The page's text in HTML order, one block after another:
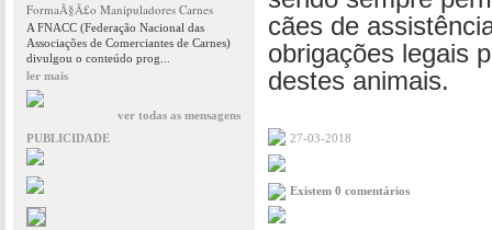
FormaÃ§Ã£o Manipuladores Carnes
A FNACC (Federação Nacional das
Associações de Comerciantes de Carnes)
divulgou o conteúdo prog...
ler mais
ver todas as mensagens
PUBLICIDADE
cães de
obrigações legais
destes animais.
27-03-2018
Existem 0 comentários